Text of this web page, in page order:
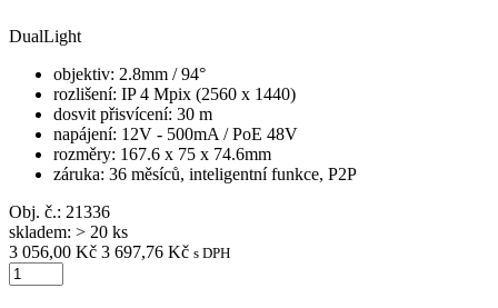
DualLight
objektiv: 2.8mm / 94°
rozlišení: IP 4 Mpix (2560 x 1440)
dosvit přisvícení: 30 m
napájení: 12V - 500mA / PoE 48V
rozměry: 167.6 x 75 x 74.6mm
záruka: 36 měsíců, inteligentní funkce, P2P
Obj. č.: 21336
skladem: > 20 ks
3 056,00 Kč 3 697,76 Kč s DPH